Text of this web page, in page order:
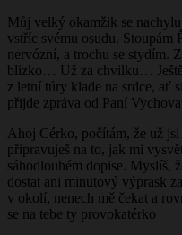
Můj velký okamžik se
vstříc svému osudu. Stoupám
nervózní, a trochu se stydím.
blízko… Už za chvilku… Ještě
z letní túry klade na srdce, ať
přijde zpráva od Paní
Ahoj Cérko, počítám, že už
připravuješ na to, jak mi
sáhodlouhém dopise. Myslíš,
dostat ani minutový výprask
v okolí, nenech mě čekat a
se na tebe ty provokatérko